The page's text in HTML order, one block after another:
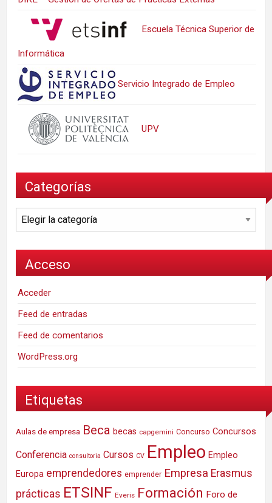
Escuela Técnica Superior de
Informática
Servicio Integrado de Empleo
UPV
Categorías
Categorías
Acceso
Acceder
Feed de entradas
Feed de comentarios
WordPress.org
Etiquetas
Aulas de empresa Beca becas capgemini Concurso Concursos
Conferencia consultoria Cursos CV Empleo Empleo
Europa emprendedores emprender Empresa Erasmus
prácticas ETSINF Everis Formación Foro de